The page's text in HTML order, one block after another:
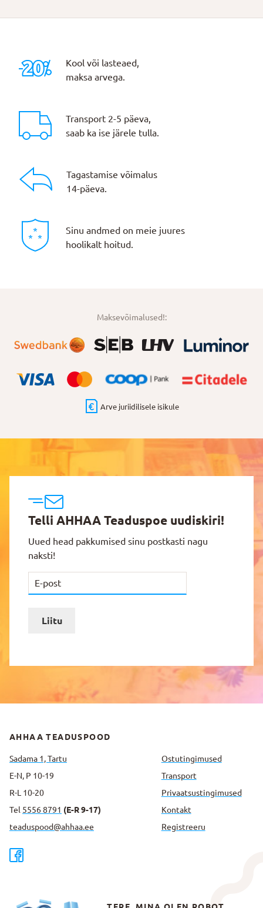
Kool või lasteaed,
maksa arvega.
Transport 2-5 päeva,
saab ka ise järele tulla.
Tagastamise võimalus
14-päeva.
Sinu andmed on meie juures
hoolikalt hoitud.
Maksevõimalused!:
Arve juriidilisele isikule
Telli AHHAA Teaduspoe uudiskiri!
Uued head pakkumised sinu postkasti nagu
naksti!
Liitu
AHHAA TEADUSPOOD
Sadama 1, Tartu
E-N, P 10-19
R-L 10-20
Tel 5556 8791 (E-R 9-17)
teaduspood@ahhaa.ee
Ostutingimused
Transport
Privaatsus­tingimused
Kontakt
Registreeru